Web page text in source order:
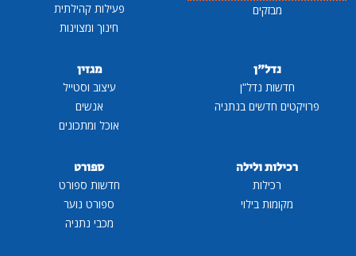
מבזקים
פעילות קהילתית
חינוך ומצוינות
נדל"ן
חדשות נדל"ן
פרויקטים חדשים בנתניה
מגזין
עיצוב וסטייל
אנשים
אוכל ומתכונים
רכילות ולילה
רכילות
מקומות בילוי
ספורט
חדשות ספורט
ספורט נוער
מכבי נתניה